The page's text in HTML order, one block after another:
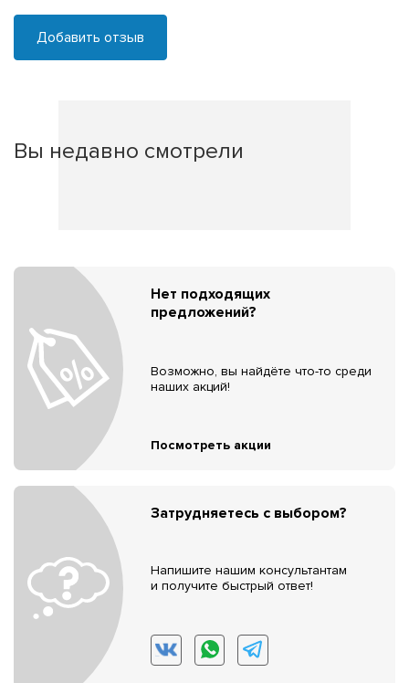
Добавить отзыв
Вы недавно смотрели
Нет подходящих
предложений?
Возможно, вы найдёте что-то среди
наших акций!
Посмотреть акции
Затрудняетесь с выбором?
Напишите нашим консультантам
и получите быстрый ответ!